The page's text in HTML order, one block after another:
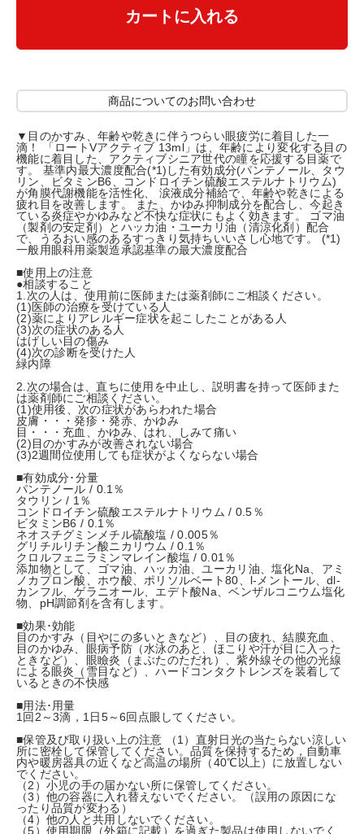
カートに入れる
商品についてのお問い合わせ
▼目のかすみ、年齢や乾きに伴うつらい眼疲労に着目した一
滴！ 「ロートVアクティブ 13ml」は、年齢により変化する目の
機能に着目した、アクティブシニア世代の瞳を応援する目薬で
す。 基準内最大濃度配合(*1)した有効成分(パンテノール、タウ
リン、ビタミンB6、コンドロイチン硫酸エステルナトリウム)
が角膜代謝機能を活性化、 涙液成分補給で、年齢や乾きによる
疲れ目を改善します。 また、かゆみ抑制成分を配合し、今起き
ている炎症やかゆみなど不快な症状にもよく効きます。 ゴマ油
（製剤の安定剤）とハッカ油・ユーカリ油（清涼化剤）配合
で、うるおい感のあるすっきり気持ちいいさし心地です。 (*1)
一般用眼科用薬製造承認基準の最大濃度配合
■使用上の注意
●相談すること
1.次の人は、使用前に医師または薬剤師にご相談ください。
(1)医師の治療を受けている人
(2)薬によりアレルギー症状を起こしたことがある人
(3)次の症状のある人
はげしい目の傷み
(4)次の診断を受けた人
緑内障
2.次の場合は、直ちに使用を中止し、説明書を持って医師また
は薬剤師にご相談ください。
(1)使用後、次の症状があらわれた場合
皮膚・・・発疹・発赤、かゆみ
目・・・充血、かゆみ、はれ、しみて痛い
(2)目のかすみが改善されない場合
(3)2週間位使用しても症状がよくならない場合
■有効成分･分量
パンテノール / 0.1％
タウリン / 1％
コンドロイチン硫酸エステルナトリウム / 0.5％
ビタミンB6 / 0.1％
ネオスチグミンメチル硫酸塩 / 0.005％
グリチルリチン酸ニカリウム / 0.1％
クロルフェニラミンマレイン酸塩 / 0.01％
添加物として、ゴマ油、ハッカ油、ユーカリ油、塩化Na、アミ
ノカプロン酸、ホウ酸、ポリソルベート80、l-メントール、dl-
カンフル、ゲラニオール、エデト酸Na、ベンザルコニウム塩化
物、pH調節剤を含有します。
■効果･効能
目のかすみ（目やにの多いときなど）、目の疲れ、結膜充血、
目のかゆみ、眼病予防（水泳のあと、ほこりや汗が目に入った
ときなど）、眼瞼炎（まぶたのただれ）、紫外線その他の光線
による眼炎（雪目など）、ハードコンタクトレンズを装着して
いるときの不快感
■用法･用量
1回2～3滴，1日5～6回点眼してください。
■保管及び取り扱い上の注意 （1）直射日光の当たらない涼しい
所に密栓して保管してください。品質を保持するため，自動車
内や暖房器具の近くなど高温の場所（40℃以上）に放置しない
でください。
（2）小児の手の届かない所に保管してください。
（3）他の容器に入れ替えないでください。（誤用の原因にな
ったり品質が変わる）
（4）他の人と共用しないでください。
（5）使用期限（外箱に記載）を過ぎた製品は使用しないでく